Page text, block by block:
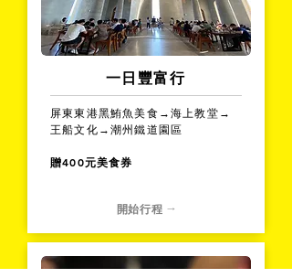
​一日豐富行
屏東東港黑鮪魚美食→海上教堂→
王船文化→潮州鐵道園區
贈400元美食券
開始行程